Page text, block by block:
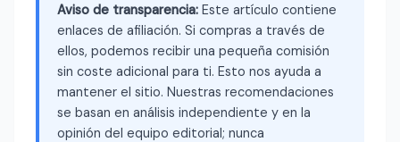
Aviso de transparencia: Este artículo contiene
enlaces de afiliación. Si compras a través de
ellos, podemos recibir una pequeña comisión
sin coste adicional para ti. Esto nos ayuda a
mantener el sitio. Nuestras recomendaciones
se basan en análisis independiente y en la
opinión del equipo editorial; nunca